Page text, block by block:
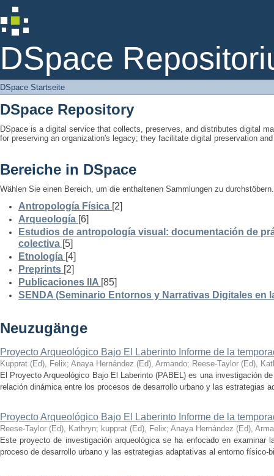
DSpace
DSpace Startseite
DSpace Startseite
DSpace Repository
DSpace is a digital service that collects, preserves, and distributes digital
for preserving an organization's legacy; they facilitate digital preservation
Bereiche in DSpace
Wählen Sie einen Bereich, um die enthaltenen Sammlungen zu durchstöbern.
Antropología Física [2]
Arqueología [6]
Estudios de antropología visual: documentación de
colectiva [5]
Etnología [4]
Preprints [2]
Publicaciones IIA [85]
SENDA (Seminario Entornos y Narrativas Digitales en
Neuzugänge
Proyecto Arqueológico Bajo El Laberinto Informe de la
Kupprat (Ed), Felix; Anaya Hernández (Ed), Armando; Reese-Taylor (Ed),
El Proyecto Arqueológico Bajo El Laberinto (PABEL) es una investigación
relación dinámica entre los procesos de desarrollo urbano y las estrategias
Proyecto Arqueológico Bajo El Laberinto Informe de la
Reese-Taylor (Ed), Kathryn; kupprat (Ed), Felix; Anaya Hernández (Ed),
Este proyecto de investigación arqueológica se ha enfocado en examinar
proceso de desarrollo urbano y las estrategias adaptativas al entorno físico-